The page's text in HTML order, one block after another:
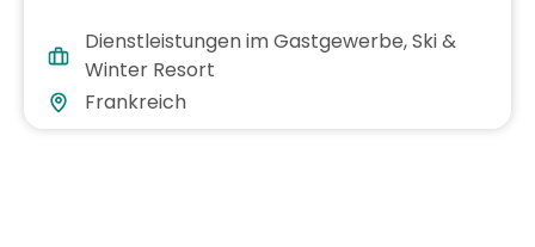
Dienstleistungen im Gastgewerbe,Ski &
Winter Resort
Frankreich